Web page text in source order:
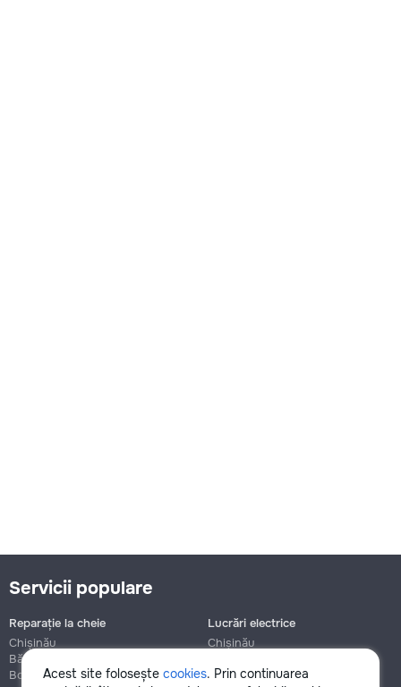
Acest site folosește cookies. Prin continuarea
Servicii populare
Reparație la cheie
Chișinău
Bălți
Botanica
Lucrări electrice
Chișinău
Botanica